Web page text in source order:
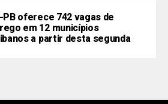
PB oferece 742 vagas de
em 12 municípios
a partir desta segunda